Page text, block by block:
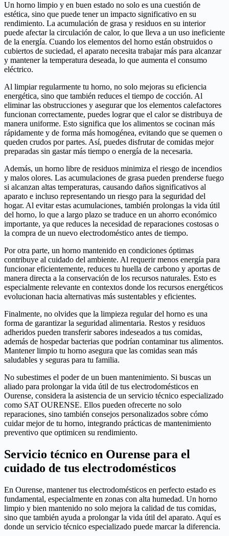
Un horno limpio y en buen estado no solo es una cuestión de
estética, sino que puede tener un impacto significativo en su
rendimiento. La acumulación de grasa y residuos en su interior
puede afectar la circulación de calor, lo que lleva a un uso ineficiente
de la energía. Cuando los elementos del horno están obstruidos o
cubiertos de suciedad, el aparato necesita trabajar más para alcanzar
y mantener la temperatura deseada, lo que aumenta el consumo
eléctrico.
Al limpiar regularmente tu horno, no solo mejoras su eficiencia
energética, sino que también reduces el tiempo de cocción. Al
eliminar las obstrucciones y asegurar que los elementos calefactores
funcionan correctamente, puedes lograr que el calor se distribuya de
manera uniforme. Esto significa que los alimentos se cocinan más
rápidamente y de forma más homogénea, evitando que se quemen o
queden crudos por partes. Así, puedes disfrutar de comidas mejor
preparadas sin gastar más tiempo o energía de la necesaria.
Además, un horno libre de residuos minimiza el riesgo de incendios
y malos olores. Las acumulaciones de grasa pueden prenderse fuego
si alcanzan altas temperaturas, causando daños significativos al
aparato e incluso representando un riesgo para la seguridad del
hogar. Al evitar estas acumulaciones, también prolongas la vida útil
del horno, lo que a largo plazo se traduce en un ahorro económico
importante, ya que reduces la necesidad de reparaciones costosas o
la compra de un nuevo electrodoméstico antes de tiempo.
Por otra parte, un horno mantenido en condiciones óptimas
contribuye al cuidado del ambiente. Al requerir menos energía para
funcionar eficientemente, reduces tu huella de carbono y aportas de
manera directa a la conservación de los recursos naturales. Esto es
especialmente relevante en contextos donde los recursos energéticos
evolucionan hacia alternativas más sustentables y eficientes.
Finalmente, no olvides que la limpieza regular del horno es una
forma de garantizar la seguridad alimentaria. Restos y residuos
adheridos pueden transferir sabores indeseados a tus comidas,
además de hospedar bacterias que podrían contaminar tus alimentos.
Mantener limpio tu horno asegura que las comidas sean más
saludables y seguras para tu familia.
No subestimes el poder de un buen mantenimiento. Si buscas un
aliado para prolongar la vida útil de tus electrodomésticos en
Ourense, considera la asistencia de un servicio técnico especializado
como SAT OURENSE. Ellos pueden ofrecerte no solo
reparaciones, sino también consejos personalizados sobre cómo
cuidar mejor de tu horno, integrando prácticas de mantenimiento
preventivo que optimicen su rendimiento.
Servicio técnico en Ourense para el
cuidado de tus electrodomésticos
En Ourense, mantener tus electrodomésticos en perfecto estado es
fundamental, especialmente en zonas con alta humedad. Un horno
limpio y bien mantenido no solo mejora la calidad de tus comidas,
sino que también ayuda a prolongar la vida útil del aparato. Aquí es
donde un servicio técnico especializado puede marcar la diferencia.